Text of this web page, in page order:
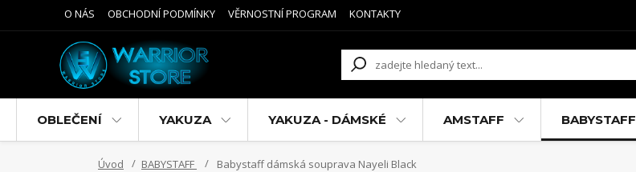
O NÁS OBCHODNÍ PODMÍNKY VĚRNOSTNÍ PROGRAM KONTAKTY
OBLEČENÍ YAKUZA YAKUZA - DÁMSKÉ AMSTAFF BABYSTAFF
Úvod BABYSTAFF Babystaff dámská souprava Nayeli Black